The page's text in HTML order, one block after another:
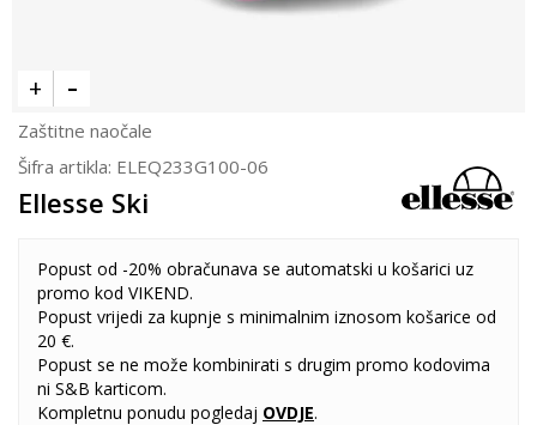
Zaštitne naočale
Šifra artikla: ELEQ233G100-06
Ellesse Ski
Popust od -20% obračunava se automatski u košarici uz
promo kod VIKEND.
Popust vrijedi za kupnje s minimalnim iznosom košarice od
20 €.
Popust se ne može kombinirati s drugim promo kodovima
ni S&B karticom.
Kompletnu ponudu pogledaj OVDJE.